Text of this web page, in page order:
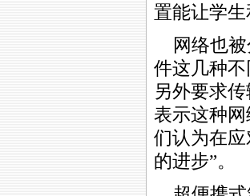
置能让学
网络也被
件这几种
另外要求
表示这种
们认为在
的进步”。